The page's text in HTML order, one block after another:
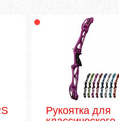
Рукоятка для